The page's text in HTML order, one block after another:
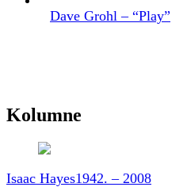
Dave Grohl – “Play”
Kolumne
Isaac Hayes1942. – 2008